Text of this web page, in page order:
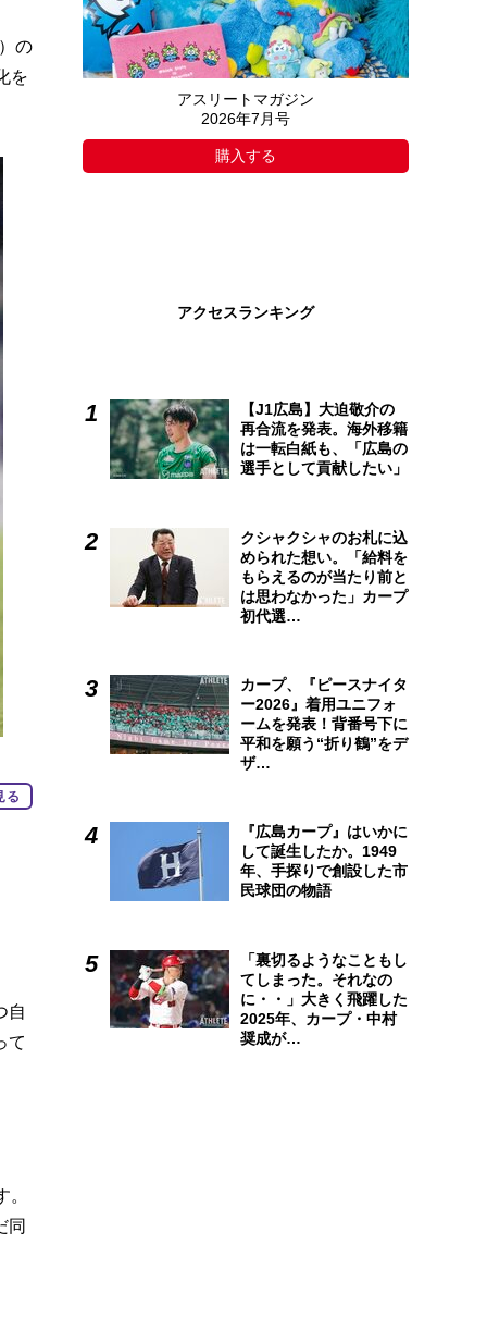
の
を
る
自
て
同
アスリートマガジン
2026年7月号
購入する
アクセスランキング
【J1広島】大迫敬介の
再合流を発表。海外移籍
は一転白紙も、「広島の
選手として貢献したい」
クシャクシャのお札に込
められた想い。「給料を
もらえるのが当たり前と
は思わなかった」カープ
初代選…
カープ、『ピースナイタ
ー2026』着用ユニフォ
ームを発表！背番号下に
平和を願う“折り鶴”をデ
ザ…
『広島カープ』はいかに
して誕生したか。1949
年、手探りで創設した市
民球団の物語
「裏切るようなこともし
てしまった。それなの
に・・」大きく飛躍した
2025年、カープ・中村
奨成が…